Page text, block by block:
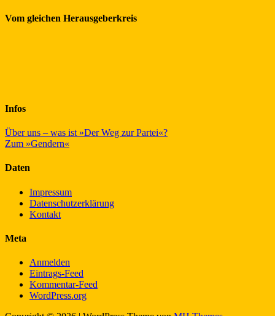
Vom gleichen Herausgeberkreis
Infos
Über uns – was ist »Der Weg zur Partei«?
Zum »Gendern«
Daten
Impressum
Datenschutzerklärung
Kontakt
Meta
Anmelden
Eintrags-Feed
Kommentar-Feed
WordPress.org